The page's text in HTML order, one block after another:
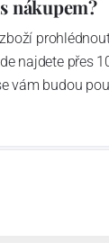
nákupem?
najdete přes
vám budou